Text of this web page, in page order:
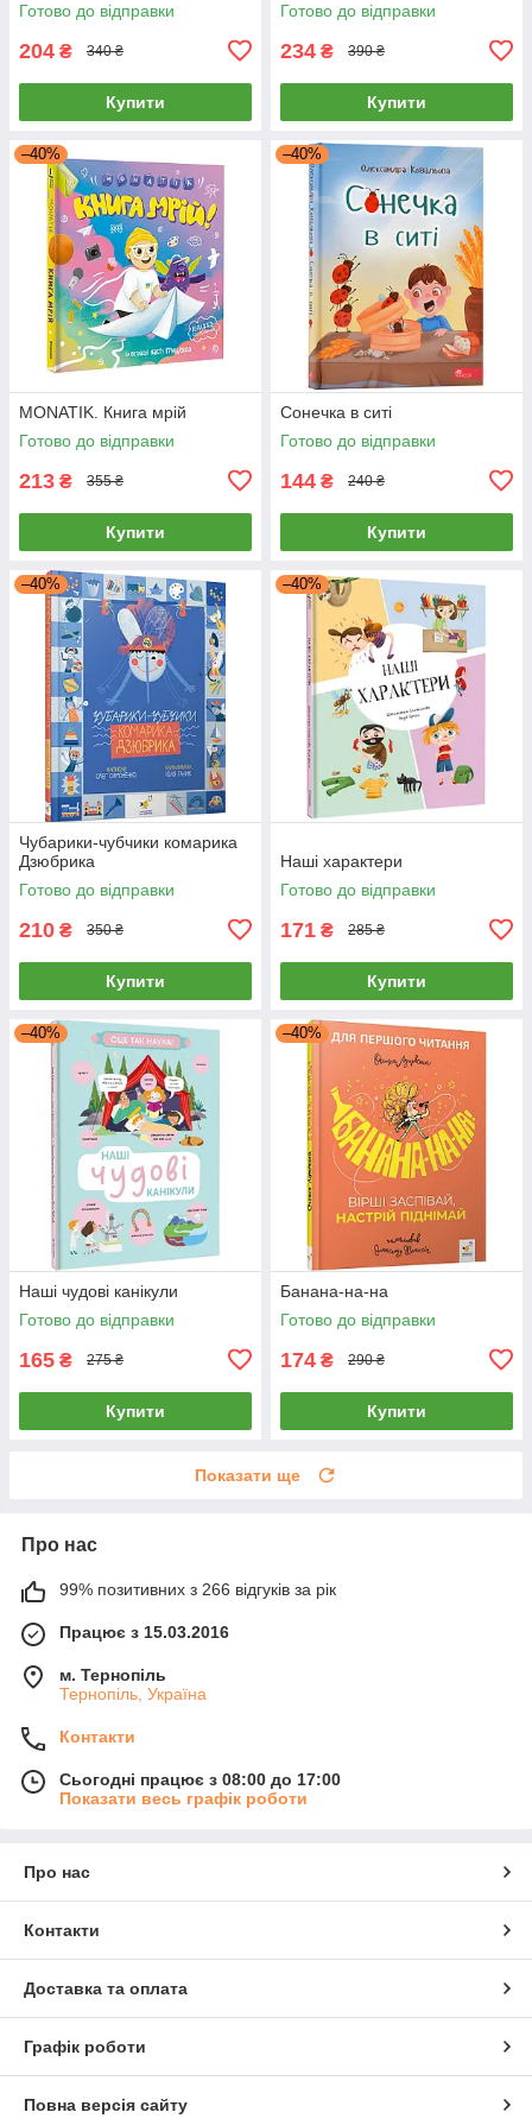
Готово до відправки
204 ₴ 340 ₴
Купити
Готово до відправки
234 ₴ 390 ₴
Купити
–40%
MONATIK. Книга мрій
Готово до відправки
213 ₴ 355 ₴
Купити
–40%
Сонечка в ситі
Готово до відправки
144 ₴ 240 ₴
Купити
–40%
Чубарики-чубчики комарика
Дзюбрика
Готово до відправки
210 ₴ 350 ₴
Купити
–40%
Наші характери
Готово до відправки
171 ₴ 285 ₴
Купити
–40%
Наші чудові канікули
Готово до відправки
165 ₴ 275 ₴
Купити
–40%
Банана-на-на
Готово до відправки
174 ₴ 290 ₴
Купити
Показати ще
Про нас
99% позитивних з 266 відгуків за рік
Працює з 15.03.2016
м. Тернопіль
Тернопіль, Україна
Контакти
Сьогодні працює з 08:00 до 17:00
Показати весь графік роботи
Про нас
Контакти
Доставка та оплата
Графік роботи
Повна версія сайту